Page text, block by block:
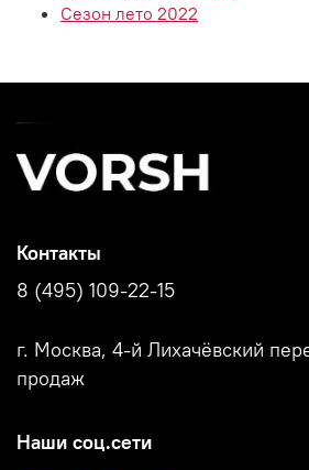
Сезон лето 2022
Контакты
8 (495) 109-22-15
г. Москва, 4-й Лихачёвский
продаж
Наши соц.сети